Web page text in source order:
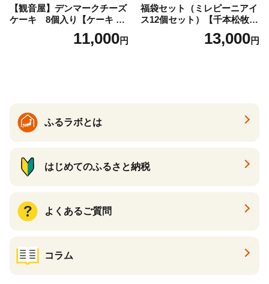
【観音屋】デンマークチーズ
ケーキ 8個入り【ケーキ チ
ーズケーキ 人気スイーツ お
すすめスイーツ 神戸スイー
11,000円
福袋セット（ミレピーニアイ
ス12個セット）【千本松牧
場】 ns025-014-12 【デザー
ト 詰め合わせ ギフト】
13,000円
ふるラボとは
はじめてのふるさと納税
よくあるご質問
コラム